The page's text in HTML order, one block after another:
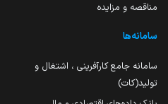
مناقصه و مزایده
سامانه‌ها
سامانه جامع کارآفرینی ، اشتغال و
تولید(کات)